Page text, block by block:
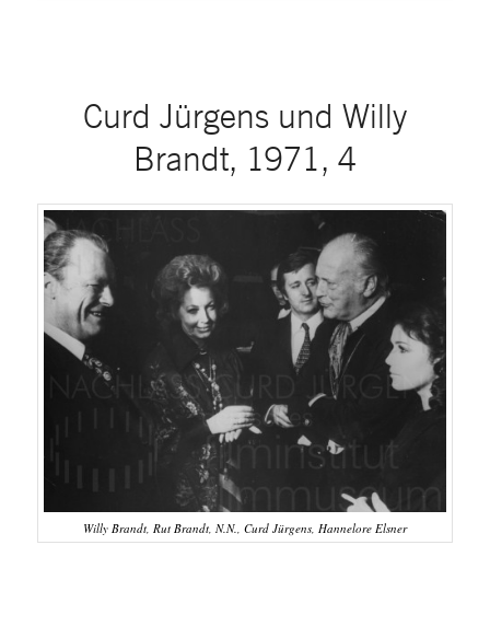
Curd Jürgens und Willy
Brandt, 1971, 4
Willy Brandt, Rut Brandt, N.N., Curd Jürgens, Hannelore Elsner